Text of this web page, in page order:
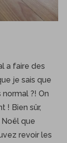
a faire des
je sais que
?! On
! Bien sûr,
que
revoir les